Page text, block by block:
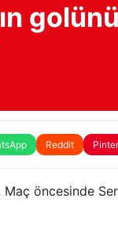
golünü
Reddit
Maç öncesinde